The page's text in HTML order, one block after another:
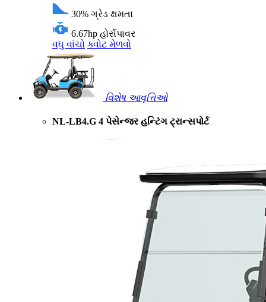
30% ગ્રેડ ક્ષમતા
6.67hp હોર્સપાવર
વધુ વાંચો ક્વોટ મેળવો
વિશેષ આવૃત્તિઓ
NL-LB4.G 4 પેસેન્જર હન્ટિંગ ટ્રાન્સપોર્ટ